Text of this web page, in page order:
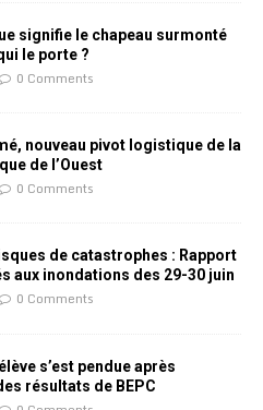
signifie le chapeau surmonté
le porte ?
0 Comments
nouveau pivot logistique de la
de l’Ouest
0 Comments
de catastrophes : Rapport
aux inondations des 29-30 juin
0 Comments
s’est pendue après
résultats de BEPC